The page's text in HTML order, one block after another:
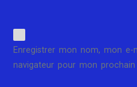
Enregistrer mon nom, mon
navigateur pour mon